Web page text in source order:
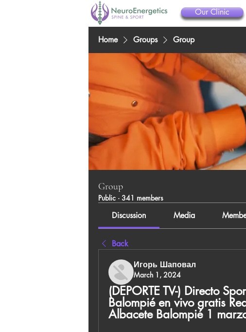
Our Clinic
Home Groups Group
Group
Public · 341 members
Discussion Media
Back
Игорь Шаповал
March 1, 2024
(DEPORTE TV-) Directo
Balompié en vivo gratis
Albacete Balompié 1